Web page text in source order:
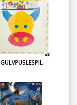
GULVPUSLESPIL